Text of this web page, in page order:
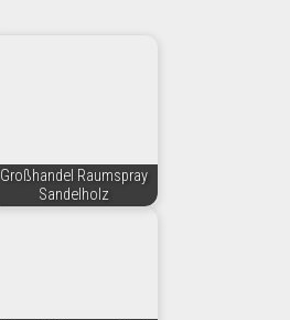
Großhandel Raumspray
Sandelholz